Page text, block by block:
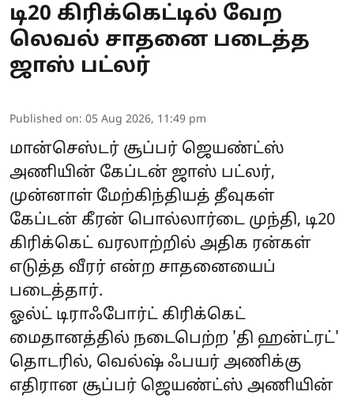
டி20 கிரிக்கெட்டில் வேற
லெவல் சாதனை படைத்த
ஜாஸ் பட்லர்
Published on: 05 Aug 2026, 11:49 pm
மான்செஸ்டர் சூப்பர் ஜெயண்ட்ஸ்
அணியின் கேப்டன் ஜாஸ் பட்லர்,
முன்னாள் மேற்கிந்தியத் தீவுகள்
கேப்டன் கீரன் பொல்லார்டை முந்தி, டி20
கிரிக்கெட் வரலாற்றில் அதிக ரன்கள்
எடுத்த வீரர் என்ற சாதனையைப்
படைத்தார்.
ஓல்ட் டிராஃபோர்ட் கிரிக்கெட்
மைதானத்தில் நடைபெற்ற 'தி ஹன்ட்ரட்'
தொடரில், வெல்ஷ் ஃபயர் அணிக்கு
எதிரான சூப்பர் ஜெயண்ட்ஸ் அணியின்